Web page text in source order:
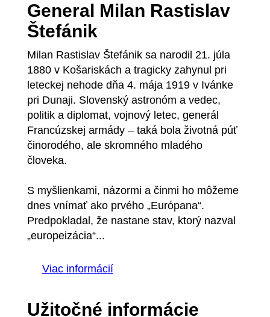
General Milan Rastislav
Štefánik
Milan Rastislav Štefánik sa narodil 21. júla
1880 v Košariskách a tragicky zahynul pri
leteckej nehode dňa 4. mája 1919 v Ivánke
pri Dunaji. Slovenský astronóm a vedec,
politik a diplomat, vojnový letec, generál
Francúzskej armády – taká bola životná púť
činorodého, ale skromného mladého
človeka.
S myšlienkami, názormi a činmi ho môžeme
dnes vnímať ako prvého „Európana“.
Predpokladal, že nastane stav, ktorý nazval
„europeizácia“...
Viac informácií
Užitočné informácie